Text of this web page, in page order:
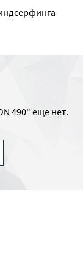
490" еще нет.